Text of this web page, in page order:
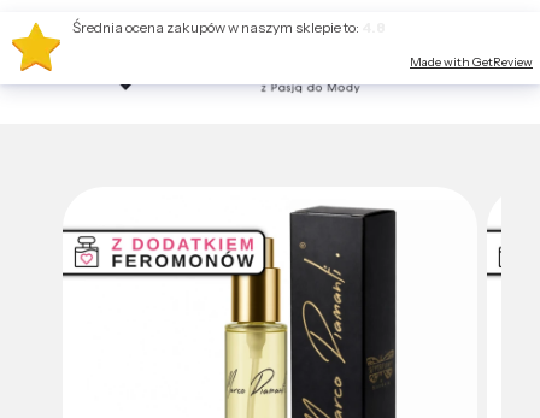
Średnia ocena zakupów w naszym sklepie to:
Made with GetReview